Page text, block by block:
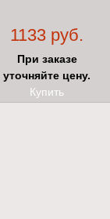
1133 руб.
При заказе
уточняйте цену.
Купить